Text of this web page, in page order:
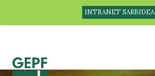
INTRANET SARBIDEA